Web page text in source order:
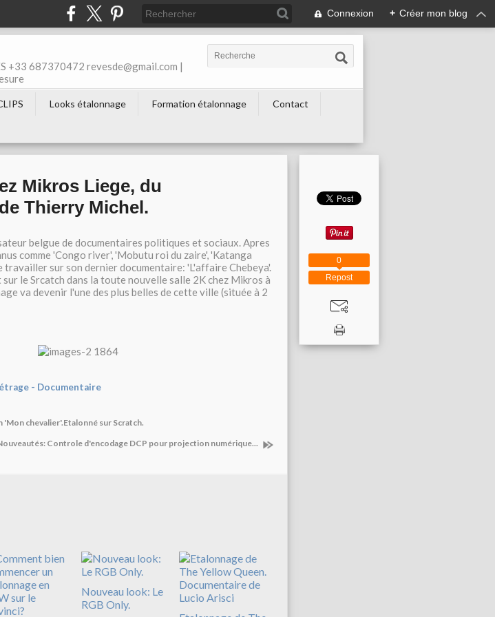
Connexion + Créer mon blog
+33 687370472 revesde@gmail.com |
Looks étalonnage Formation étalonnage
Contact
Mikros Liege, du
Thierry Michel.
belgue de documentaires politiques et sociaux. Apres
comme 'Congo river', 'Mobutu roi du zaire', 'Katanga
travailler sur son dernier documentaire: 'L'affaire Chebeya'.
le Srcatch dans la toute nouvelle salle 2K chez Mikros à
va devenir l'une des plus belles de cette ville (située à 2
- Documentaire
'Mon chevalier'.Etalonné sur Scratch.
Controle d'encodage DCP pour projection numérique...
Nouveau look: Le
RGB Only.
Repost
0